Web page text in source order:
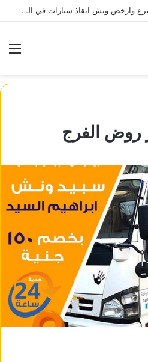
ونش انقاذ ابراهيم السيد اسرع وارخص ونش انقاذ سيارات في المنصورة نصلك في خلال 10 دقائق بحد اقصي اتصل بنا الان 01080793999
روض الفرج